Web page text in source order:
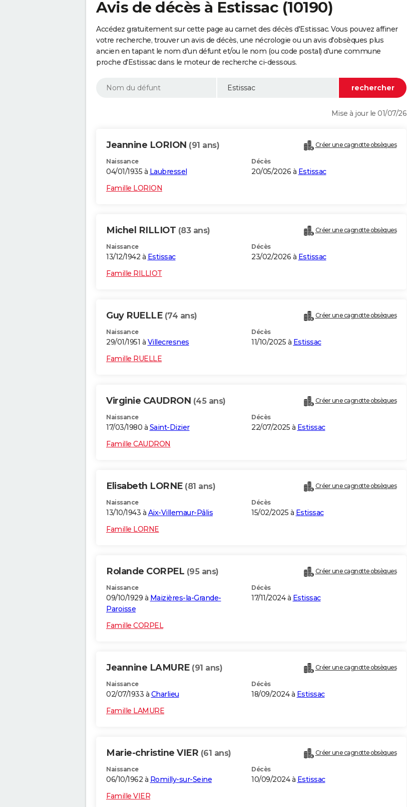
Avis de décès à Estissac (10190)
Accédez gratuitement sur cette page au carnet des décès d'Estissac. Vous pouvez affiner
votre recherche, trouver un avis de décès, une nécrologie ou un avis d'obsèques plus
ancien en tapant le nom d'un défunt et/ou le nom (ou code postal) d'une commune
proche d'Estissac dans le moteur de recherche ci-dessous.
Mise à jour le 01/07/26
Jeannine LORION (91 ans) Créer une cagnotte obsèques
Naissance
04/01/1935 à Laubressel
Décès
20/05/2026 à Estissac
Famille LORION
Michel RILLIOT (83 ans) Créer une cagnotte obsèques
Naissance
13/12/1942 à Estissac
Décès
23/02/2026 à Estissac
Famille RILLIOT
Guy RUELLE (74 ans) Créer une cagnotte obsèques
Naissance
29/01/1951 à Villecresnes
Décès
11/10/2025 à Estissac
Famille RUELLE
Virginie CAUDRON (45 ans) Créer une cagnotte obsèques
Naissance
17/03/1980 à Saint-Dizier
Décès
22/07/2025 à Estissac
Famille CAUDRON
Elisabeth LORNE (81 ans) Créer une cagnotte obsèques
Naissance
13/10/1943 à Aix-Villemaur-Pâlis
Décès
15/02/2025 à Estissac
Famille LORNE
Rolande CORPEL (95 ans) Créer une cagnotte obsèques
Naissance
09/10/1929 à Maizières-la-Grande-
Paroisse
Décès
17/11/2024 à Estissac
Famille CORPEL
Jeannine LAMURE (91 ans) Créer une cagnotte obsèques
Naissance
02/07/1933 à Charlieu
Décès
18/09/2024 à Estissac
Famille LAMURE
Marie-christine VIER (61 ans) Créer une cagnotte obsèques
Naissance
06/10/1962 à Romilly-sur-Seine
Décès
10/09/2024 à Estissac
Famille VIER